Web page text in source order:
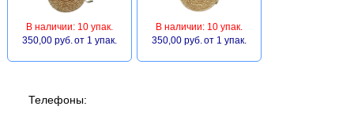
В наличии: 10 упак.
350,00 руб. от 1 упак.
В наличии: 10 упак.
350,00 руб. от 1 упак.
Телефоны: